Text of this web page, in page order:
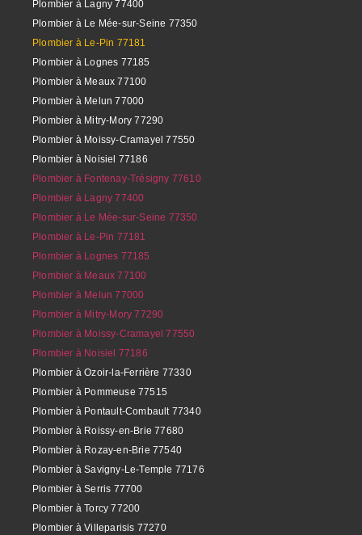
Plombier à Lagny 77400
Plombier à Le Mée-sur-Seine 77350
Plombier à Le-Pin 77181
Plombier à Lognes 77185
Plombier à Meaux 77100
Plombier à Melun 77000
Plombier à Mitry-Mory 77290
Plombier à Moissy-Cramayel 77550
Plombier à Noisiel 77186
Plombier à Fontenay-Trésigny 77610
Plombier à Lagny 77400
Plombier à Le Mée-sur-Seine 77350
Plombier à Le-Pin 77181
Plombier à Lognes 77185
Plombier à Meaux 77100
Plombier à Melun 77000
Plombier à Mitry-Mory 77290
Plombier à Moissy-Cramayel 77550
Plombier à Noisiel 77186
Plombier à Ozoir-la-Ferrière 77330
Plombier à Pommeuse 77515
Plombier à Pontault-Combault 77340
Plombier à Roissy-en-Brie 77680
Plombier à Rozay-en-Brie 77540
Plombier à Savigny-Le-Temple 77176
Plombier à Serris 77700
Plombier à Torcy 77200
Plombier à Villeparisis 77270